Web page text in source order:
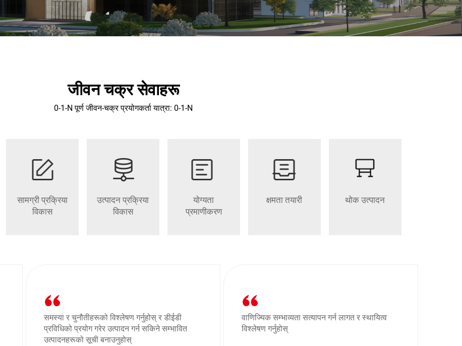
जीवन चक्र सेवाहरू
0-1-N पूर्ण जीवन-चक्र प्रयोगकर्ता यात्रा: 0-1-N
सामग्री प्रक्रिया
विकास
उत्पादन प्रक्रिया
विकास
योग्यता
प्रमाणीकरण
क्षमता तयारी थोक उत्पादन
समस्या र चुनौतीहरूको विश्लेषण गर्नुहोस् र डीईडी
प्रविधिको प्रयोग गरेर उत्पादन गर्न सकिने सम्भावित
उत्पादनहरूको सूची बनाउनुहोस्
वाणिज्यिक सम्भाव्यता सत्यापन गर्न लागत र स्थायित्व
विश्लेषण गर्नुहोस्